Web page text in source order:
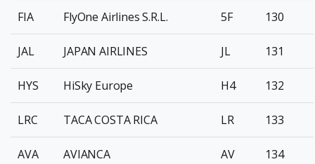
FIA FlyOne Airlines S.R.L. 5F 130
JAL JAPAN AIRLINES JL 131
HYS HiSky Europe H4 132
LRC TACA COSTA RICA LR 133
AVA AVIANCA AV 134